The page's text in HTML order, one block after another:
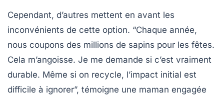
Cependant, d’autres mettent en avant les
inconvénients de cette option. “Chaque année,
nous coupons des millions de sapins pour les fêtes.
Cela m’angoisse. Je me demande si c’est vraiment
durable. Même si on recycle, l’impact initial est
difficile à ignorer”, témoigne une maman engagée